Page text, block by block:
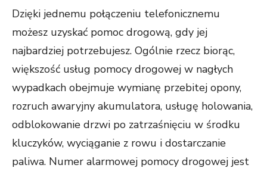
Dzięki jednemu połączeniu telefonicznemu
możesz uzyskać pomoc drogową, gdy jej
najbardziej potrzebujesz. Ogólnie rzecz biorąc,
większość usług pomocy drogowej w nagłych
wypadkach obejmuje wymianę przebitej opony,
rozruch awaryjny akumulatora, usługę holowania,
odblokowanie drzwi po zatrzaśnięciu w środku
kluczyków, wyciąganie z rowu i dostarczanie
paliwa. Numer alarmowej pomocy drogowej jest